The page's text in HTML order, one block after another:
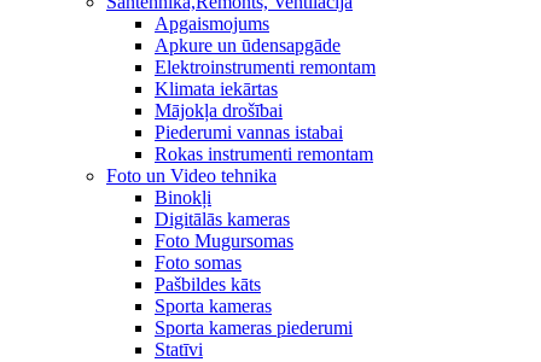
Apgaismojums
Apkure un ūdensapgāde
Elektroinstrumenti remontam
Klimata iekārtas
Mājokļa drošībai
Piederumi vannas istabai
Rokas instrumenti remontam
Foto un Video tehnika
Binokļi
Digitālās kameras
Foto Mugursomas
Foto somas
Pašbildes kāts
Sporta kameras
Sporta kameras piederumi
Statīvi